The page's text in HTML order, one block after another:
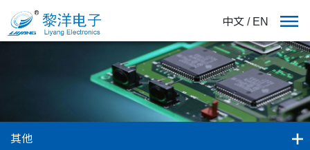
中文 / EN
其他